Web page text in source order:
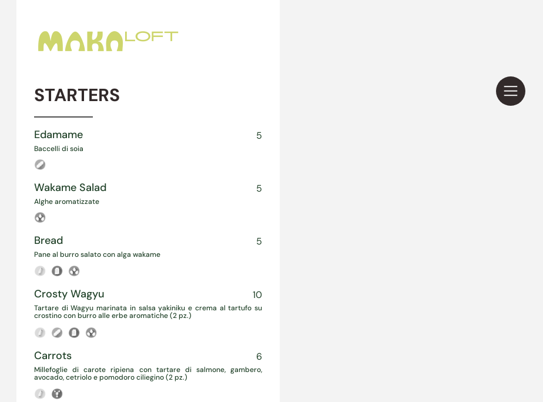
STARTERS
Edamame 5
Baccelli di soia
Wakame Salad 5
Alghe aromatizzate
Bread 5
Pane al burro salato con alga wakame
Crosty Wagyu 10
Tartare di Wagyu marinata in salsa yakiniku e crema al tartufo su
crostino con burro alle erbe aromatiche (2 pz.)
Carrots 6
Millefoglie di carote ripiena con tartare di salmone, gambero,
avocado, cetriolo e pomodoro ciliegino (2 pz.)